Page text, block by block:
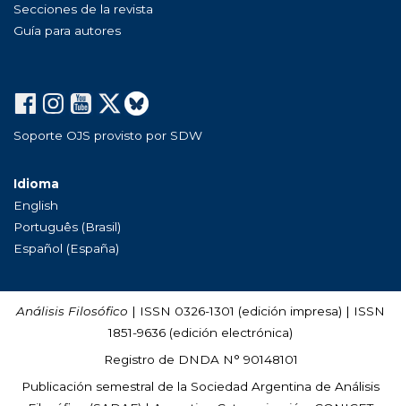
Secciones de la revista
Guía para autores
Soporte OJS provisto por SDW
Idioma
English
Português (Brasil)
Español (España)
Análisis Filosófico | ISSN 0326-1301 (edición impresa) | ISSN
1851-9636 (edición electrónica)
Registro de DNDA N° 90148101
Publicación semestral de la Sociedad Argentina de Análisis